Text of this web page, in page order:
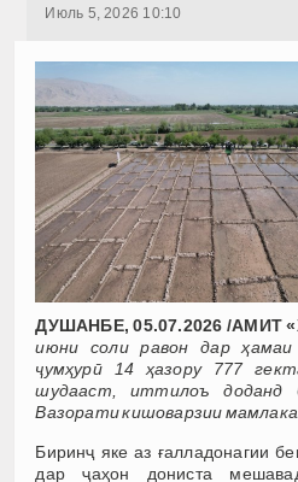
Июль 5, 2026 10:10
ДУШАНБЕ, 05.07.2026 /АМИТ
июни соли равон дар ҳамаи
ҷумҳурӣ 14 ҳазору 777
шудааст, иттилоъ доданд
Вазорати кишоварзии
Биринҷ яке аз ғалладонагии
дар ҷаҳон дониста